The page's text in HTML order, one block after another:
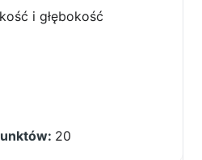
i głębokość
20